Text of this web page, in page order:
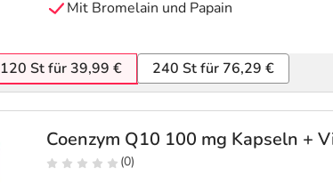
Mit Bromelain und Papain
120 St für 39,99 € 240 St für 76,29 €
Coenzym Q10 100 mg Kapseln +
(0)